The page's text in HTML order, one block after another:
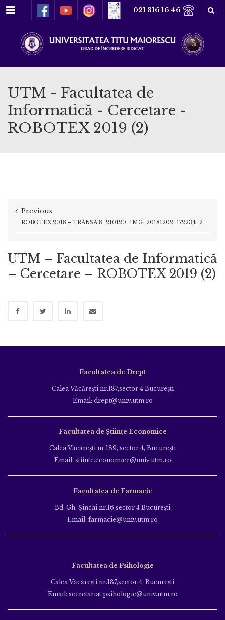
Meniu 021 316 16 46
UTM - Facultatea de
Informatică - Cercetare -
ROBOTEX 2019 (2)
Previous
ROBOTEX 2018 – TRANSA 8_210120_IMG_20181202_172234_2
UTM – Facultatea de Informatică
– Cercetare – ROBOTEX 2019 (2)
Facultatea de Drept
Calea Văcăreşti nr.187,sector 4 Bucureşti
Email: drept@univ.utm.ro
Facultatea de Științe Economice
Calea Văcăreşti nr.189, sector 4, Bucureşti
Email: stiinte.economice@univ.utm.ro
Facultatea de Farmacie
Bd. Gh. Şincai nr.16,sector 4 Bucureşti
Email: farmacie@univ.utm.ro
Facultatea de Psihologie
Calea Văcăreşti nr.187,sector 4, Bucureşti
Email: secretariat.psihologie@univ.utm.ro